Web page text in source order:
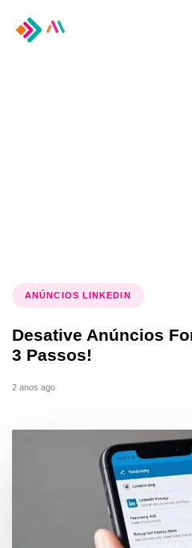
ANÚNCIOS LINKEDIN
Desative Anúncios
3 Passos!
2 anos ago